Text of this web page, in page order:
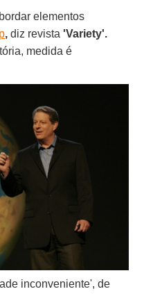
elementos
, diz revista'Variety'.
medida é
inconveniente', de